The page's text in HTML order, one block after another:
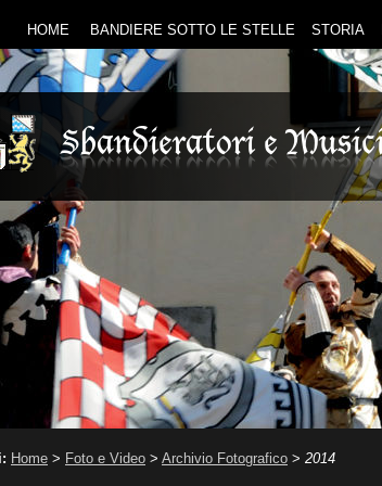
HOME BANDIERE SOTTO LE STELLE STORIA
Home > Foto e Video > Archivio Fotografico > 2014